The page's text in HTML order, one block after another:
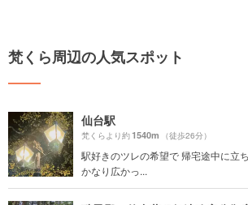
梵くら周辺の人気スポット
仙台駅
梵くらより約1540m （徒歩26分）
駅好きのツレの希望で 帰宅途中に立
かなり広かっ...